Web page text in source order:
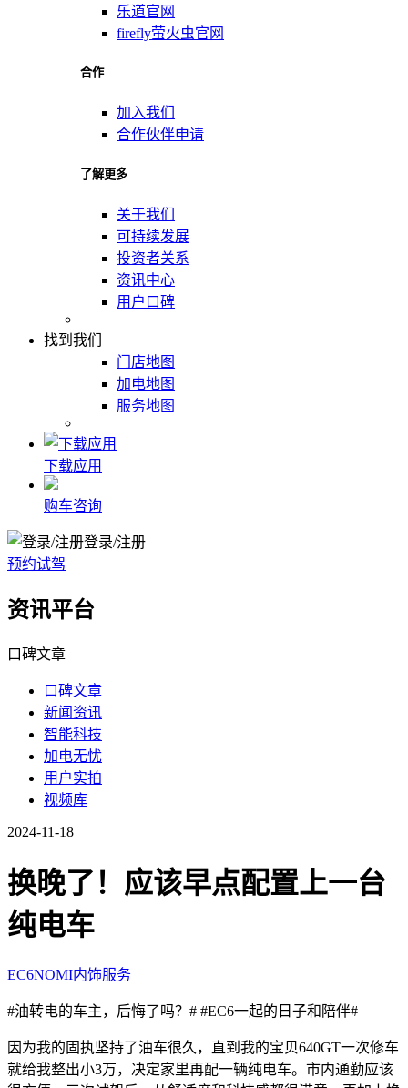
乐道官网
firefly萤火虫官网
合作
加入我们
合作伙伴申请
了解更多
关于我们
可持续发展
投资者关系
资讯中心
用户口碑
找到我们
门店地图
加电地图
服务地图
下载应用
购车咨询
登录/注册
预约试驾
资讯平台
口碑文章
口碑文章
新闻资讯
智能科技
加电无忧
用户实拍
视频库
2024-11-18
换晚了！应该早点配置上一台
纯电车
EC6NOMI内饰服务
#油转电的车主，后悔了吗？# #EC6一起的日子和陪伴#
因为我的固执坚持了油车很久，直到我的宝贝640GT一次修车
就给我整出小3万，决定家里再配一辆纯电车。市内通勤应该